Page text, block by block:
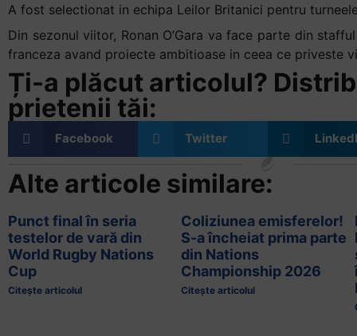
A fost selectionat in echipa Leilor Britanici pentru
Din sezonul viitor, Ronan O’Gara va face parte din
franceza avand proiecte ambitioase in ceea ce priveste
Ți-a plăcut articolul?
prietenii tăi:
Facebook Twitter
Alte articole similare:
Punct final în seria
testelor de vară din
World Rugby Nations
Cup
Citește articolul
Coliziunea emisferelor!
S-a încheiat prima parte
din Nations
Championship 2026
Citește articolul